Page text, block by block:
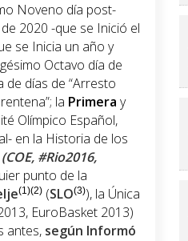
Noveno día post-
2020 -que se Inició el
se Inicia un año y
Octavo día de
de días de “Arresto
la Primera y
Olímpico Español,
en la Historia de los
#Rio2016,
punto de la
(1)(2) (SLO(3)), la Única
EuroBasket 2013)
antes, según Informó